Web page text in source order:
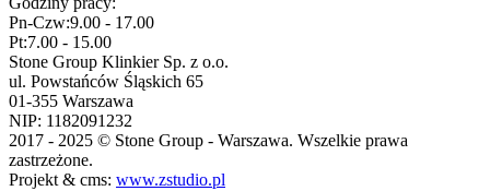
Pn-Czw:9.00 - 17.00
Pt:7.00 - 15.00
Stone Group Klinkier Sp. z o.o.
ul. Powstańców Śląskich 65
01-355 Warszawa
NIP: 1182091232
2017 - 2025 © Stone Group - Warszawa. Wszelkie prawa
zastrzeżone.
Projekt & cms: www.zstudio.pl